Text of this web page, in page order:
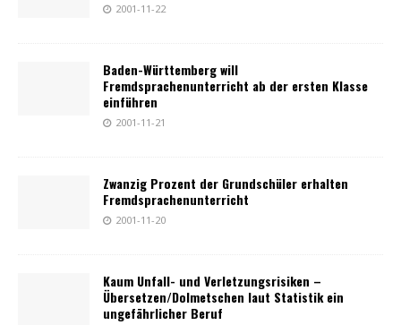
2001-11-22
Baden-Württemberg will
Fremdsprachenunterricht ab der ersten Klasse
einführen
2001-11-21
Zwanzig Prozent der Grundschüler erhalten
Fremdsprachenunterricht
2001-11-20
Kaum Unfall- und Verletzungsrisiken –
Übersetzen/Dolmetschen laut Statistik ein
ungefährlicher Beruf